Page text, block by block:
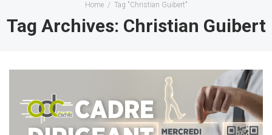
Home / Tag "Christian Guibert"
Tag Archives: Christian Guibert